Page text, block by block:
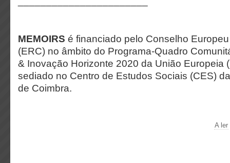
MEMOIRS é financiado pelo Conselho
(ERC) no âmbito do Programa-Quadro
& Inovação Horizonte 2020 da União Europeia
sediado no Centro de Estudos Sociais (CES)
de Coimbra.
A ler